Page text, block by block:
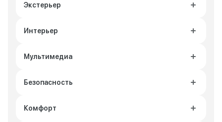
Экстерьер
Интерьер
Мультимедиа
Безопасность
Комфорт